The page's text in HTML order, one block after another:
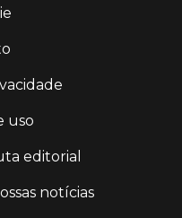
uso
editorial
notícias